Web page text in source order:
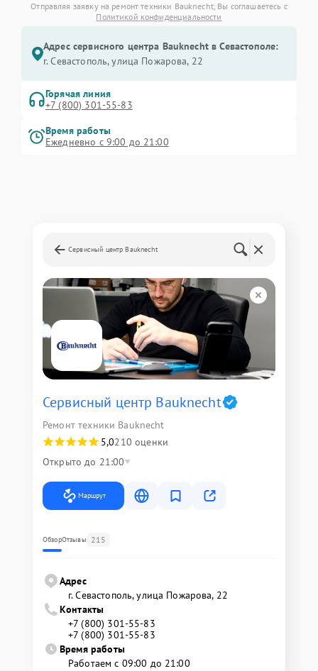
Отправляя заявку на ремонт техники Bauknecht, Вы соглашаетесь с
Политикой конфиденциальности
Адрес сервисного центра Bauknecht в Севастополе:
г. Севастополь, улица Пожарова, 22
Горячая линия
+7 (800) 301-55-83
Время работы
Ежедневно с 9:00 до 21:00
Сервисный центр Bauknecht
Сервисный центр Bauknecht
Ремонт техники Bauknecht
5,0210 оценки
Открыто до 21:00
Маршрут
ОбзорОтзывы 215
Адрес
г. Севастополь, улица Пожарова, 22
Контакты
+7 (800) 301-55-83
+7 (800) 301-55-83
Время работы
Работаем с 09:00 до 21:00